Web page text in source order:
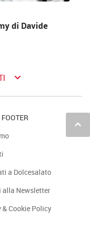
di Davide
keyboard_arrow_down
keyboard_arrow_up
a Dolcesalato
alla Newsletter
& Cookie Policy